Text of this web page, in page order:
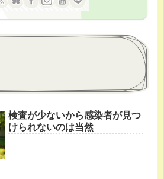
検査が少ないから感染者が見つ
けられないのは当然